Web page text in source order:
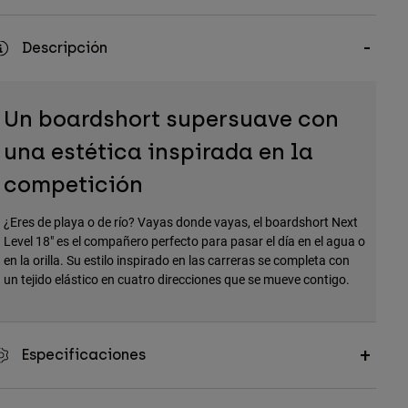
Descripción
Un boardshort supersuave con
una estética inspirada en la
competición
¿Eres de playa o de río? Vayas donde vayas, el boardshort Next
Level 18" es el compañero perfecto para pasar el día en el agua o
en la orilla. Su estilo inspirado en las carreras se completa con
un tejido elástico en cuatro direcciones que se mueve contigo.
Especificaciones